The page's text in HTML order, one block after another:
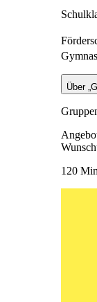
Über
120